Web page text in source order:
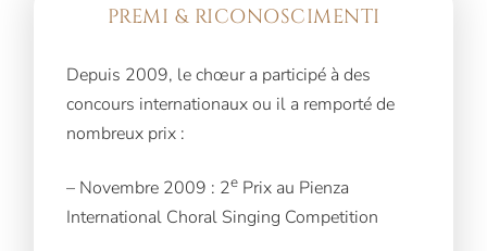
PREMI & RICONOSCIMENTI
Depuis 2009, le chœur a participé à des
concours internationaux ou il a remporté de
nombreux prix :
– Novembre 2009 : 2e Prix au Pienza
International Choral Singing Competition